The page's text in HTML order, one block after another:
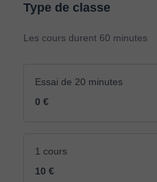
Type de classe
Les cours durent 60 minutes
Essai de 20 minutes
0 €
1 cours
10 €